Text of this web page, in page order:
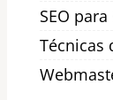
SEO
Técnicas